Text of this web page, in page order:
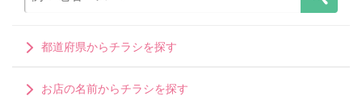
都道府県からチラシを探す
お店の名前からチラシを探す